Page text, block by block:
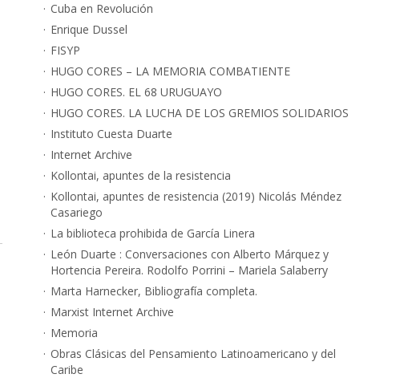
Cuba en Revolución
Enrique Dussel
FISYP
HUGO CORES – LA MEMORIA COMBATIENTE
HUGO CORES. EL 68 URUGUAYO
HUGO CORES. LA LUCHA DE LOS GREMIOS SOLIDARIOS
Instituto Cuesta Duarte
Internet Archive
Kollontai, apuntes de la resistencia
Kollontai, apuntes de resistencia (2019) Nicolás Méndez
Casariego
La biblioteca prohibida de García Linera
León Duarte : Conversaciones con Alberto Márquez y
Hortencia Pereira. Rodolfo Porrini – Mariela Salaberry
Marta Harnecker, Bibliografía completa.
Marxist Internet Archive
Memoria
Obras Clásicas del Pensamiento Latinoamericano y del
Caribe